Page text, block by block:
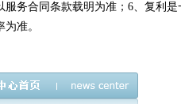
服务合同条款载明为准；6、复利
准。